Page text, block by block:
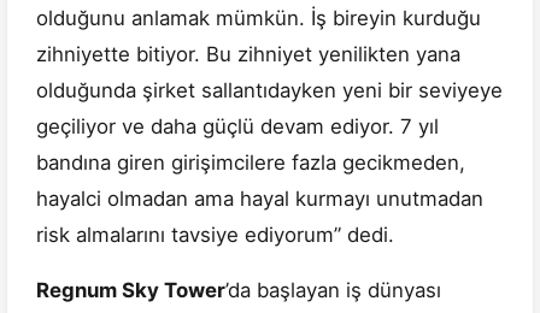
olduğunu anlamak mümkün. İş bireyin kurduğu
zihniyette bitiyor. Bu zihniyet yenilikten yana
olduğunda şirket sallantıdayken yeni bir seviyeye
geçiliyor ve daha güçlü devam ediyor. 7 yıl
bandına giren girişimcilere fazla gecikmeden,
hayalci olmadan ama hayal kurmayı unutmadan
risk almalarını tavsiye ediyorum” dedi.
Regnum Sky Tower’da başlayan iş dünyası